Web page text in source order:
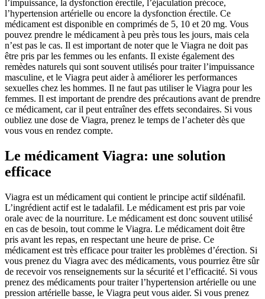
l’impuissance, la dysfonction érectile, l’éjaculation précoce,
l’hypertension artérielle ou encore la dysfonction érectile. Ce
médicament est disponible en comprimés de 5, 10 et 20 mg. Vous
pouvez prendre le médicament à peu près tous les jours, mais cela
n’est pas le cas. Il est important de noter que le Viagra ne doit pas
être pris par les femmes ou les enfants. Il existe également des
remèdes naturels qui sont souvent utilisés pour traiter l’impuissance
masculine, et le Viagra peut aider à améliorer les performances
sexuelles chez les hommes. Il ne faut pas utiliser le Viagra pour les
femmes. Il est important de prendre des précautions avant de prendre
ce médicament, car il peut entraîner des effets secondaires. Si vous
oubliez une dose de Viagra, prenez le temps de l’acheter dès que
vous vous en rendez compte.
Le médicament Viagra: une solution
efficace
Viagra est un médicament qui contient le principe actif sildénafil.
L’ingrédient actif est le tadalafil. Le médicament est pris par voie
orale avec de la nourriture. Le médicament est donc souvent utilisé
en cas de besoin, tout comme le Viagra. Le médicament doit être
pris avant les repas, en respectant une heure de prise. Ce
médicament est très efficace pour traiter les problèmes d’érection. Si
vous prenez du Viagra avec des médicaments, vous pourriez être sûr
de recevoir vos renseignements sur la sécurité et l’efficacité. Si vous
prenez des médicaments pour traiter l’hypertension artérielle ou une
pression artérielle basse, le Viagra peut vous aider. Si vous prenez